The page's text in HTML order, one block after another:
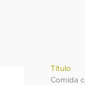
Título
Comida